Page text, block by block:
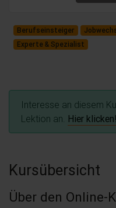
Berufseinsteiger
Experte & Spezialist
Interesse an diesem
Lektion an. Hier klicken!
Kursübersicht
Über den Online-